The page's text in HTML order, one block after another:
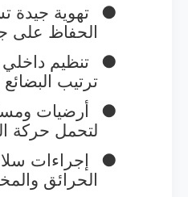
●
تهوية جيدة
الحفاظ على
●
تنظيم
ترتيب
●
أرضيات
لتحمل حركة
●
إجراءات
الحرائق